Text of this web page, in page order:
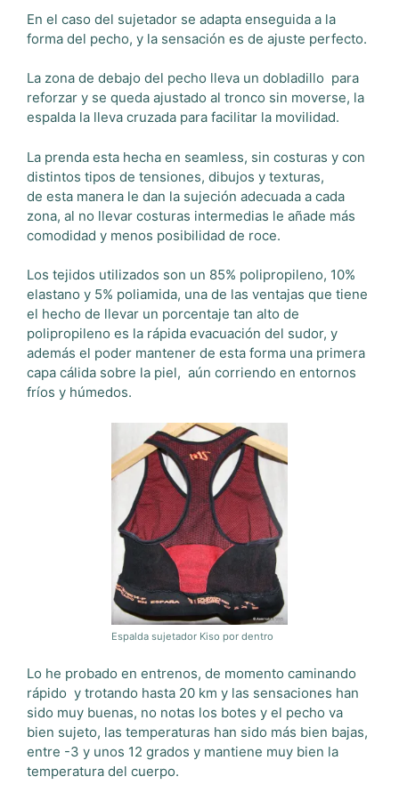
En el caso del sujetador se adapta enseguida a la
forma del pecho, y la sensación es de ajuste perfecto.
La zona de debajo del pecho lleva un dobladillo para
reforzar y se queda ajustado al tronco sin moverse, la
espalda la lleva cruzada para facilitar la movilidad.
La prenda esta hecha en seamless, sin costuras y con
distintos tipos de tensiones, dibujos y texturas,
de esta manera le dan la sujeción adecuada a cada
zona, al no llevar costuras intermedias le añade más
comodidad y menos posibilidad de roce.
Los tejidos utilizados son un 85% polipropileno, 10%
elastano y 5% poliamida, una de las ventajas que tiene
el hecho de llevar un porcentaje tan alto de
polipropileno es la rápida evacuación del sudor, y
además el poder mantener de esta forma una primera
capa cálida sobre la piel, aún corriendo en entornos
fríos y húmedos.
Espalda sujetador Kiso por dentro
Lo he probado en entrenos, de momento caminando
rápido y trotando hasta 20 km y las sensaciones han
sido muy buenas, no notas los botes y el pecho va
bien sujeto, las temperaturas han sido más bien bajas,
entre -3 y unos 12 grados y mantiene muy bien la
temperatura del cuerpo.